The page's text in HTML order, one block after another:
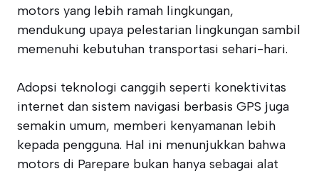
motors yang lebih ramah lingkungan,
mendukung upaya pelestarian lingkungan sambil
memenuhi kebutuhan transportasi sehari-hari.
Adopsi teknologi canggih seperti konektivitas
internet dan sistem navigasi berbasis GPS juga
semakin umum, memberi kenyamanan lebih
kepada pengguna. Hal ini menunjukkan bahwa
motors di Parepare bukan hanya sebagai alat